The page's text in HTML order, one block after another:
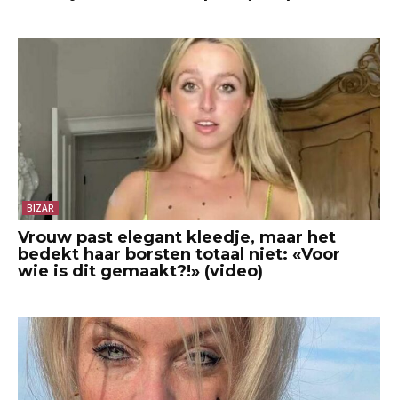
BIZAR
Vrouw past elegant kleedje, maar het
bedekt haar borsten totaal niet: «Voor
wie is dit gemaakt?!» (video)